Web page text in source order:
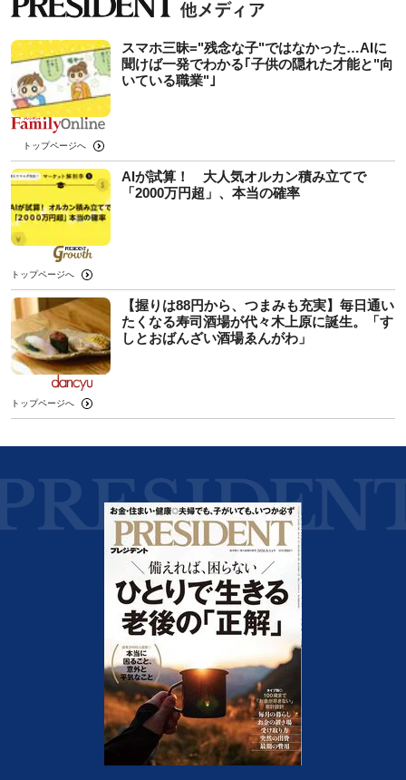
スマホ三昧="残念な子"ではなかった…AIに
聞けば一発でわかる｢子供の隠れた才能と"向
いている職業"｣
トップページへ
AIが試算！ 大人気オルカン積み立てで
「2000万円超」、本当の確率
トップページへ
【握りは88円から、つまみも充実】毎日通い
たくなる寿司酒場が代々木上原に誕生。「す
しとおばんざい酒場ゑんがわ」
トップページへ